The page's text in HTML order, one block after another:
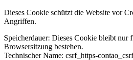
Dieses Cookie schützt die Website vor
Angriffen.
Speicherdauer: Dieses Cookie bleibt nur
Browsersitzung bestehen.
Technischer Name: csrf_https-